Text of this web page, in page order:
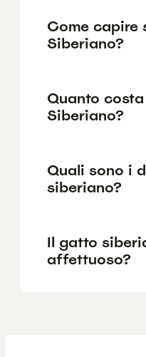
Come capire
Siberiano?
Quanto
Siberiano?
Quali sono i
siberiano?
Il gatto
affettuoso?